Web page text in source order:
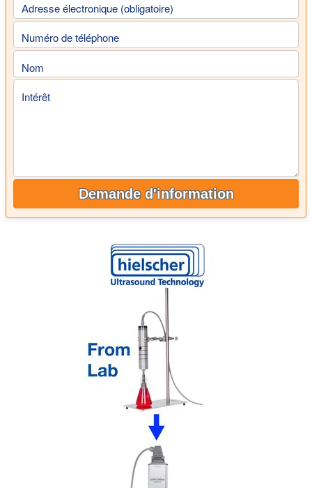
Adresse électronique (obligatoire)
Numéro de téléphone
Nom
Intérêt
Demande d'information